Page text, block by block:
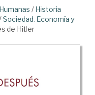
/ Historia
Sociedad. Economía y
de Hitler